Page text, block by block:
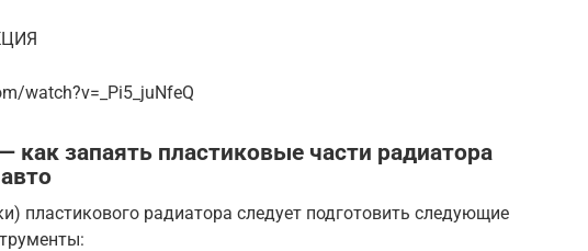
watch?v=_Pi5_juNfeQ
как запаять пластиковые части радиатора
пластикового радиатора следует подготовить следующие